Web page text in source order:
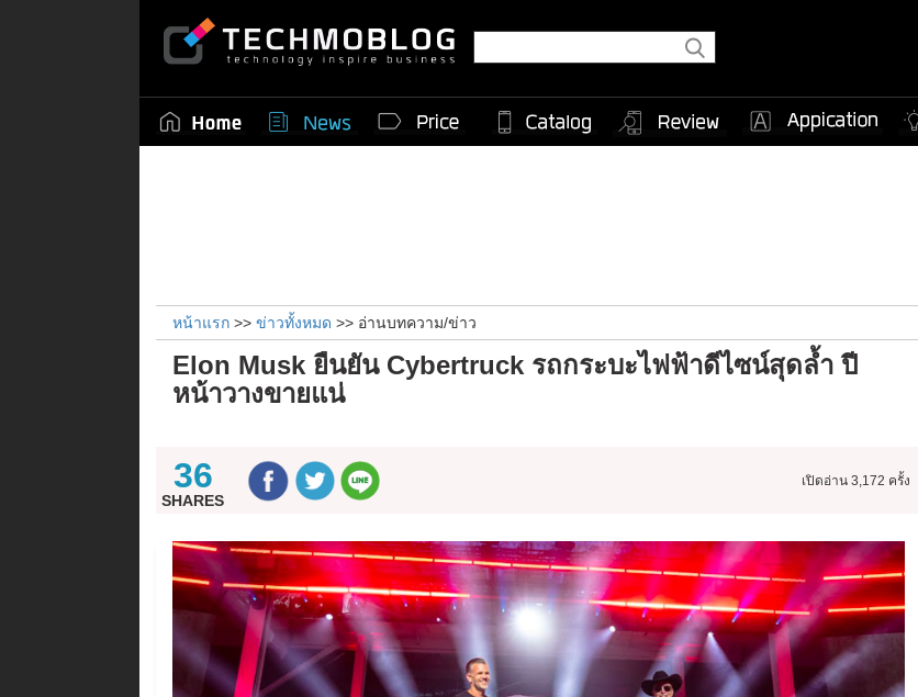
หน้าแรก >> ข่าวทั้งหมด >> อ่านบทความ/ข่าว
Elon Musk ยืนยัน Cybertruck รถกระบะไฟฟ้าดีไซน์สุดล้ำ ปี
หน้าวางขายแน่
36
SHARES
เปิดอ่าน 3,172 ครั้ง